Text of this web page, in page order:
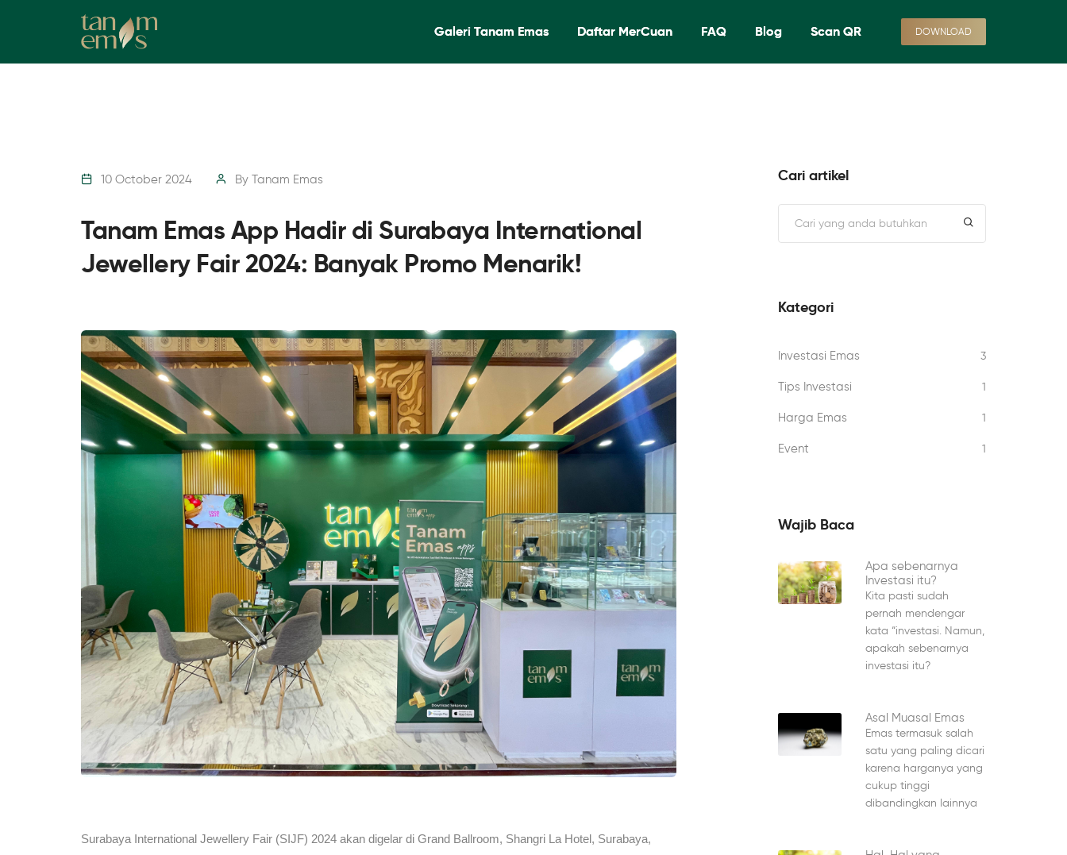
Galeri Tanam Emas Daftar MerCuan FAQ Blog Scan QR DOWNLOAD
10 October 2024 By Tanam Emas
Tanam Emas App Hadir di Surabaya International
Jewellery Fair 2024: Banyak Promo Menarik!
Surabaya International Jewellery Fair (SIJF) 2024 akan digelar di Grand Ballroom, Shangri La Hotel, Surabaya,
Cari artikel
Kategori
Investasi Emas 3
Tips Investasi 1
Harga Emas 1
Event 1
Wajib Baca
Apa sebenarnya
Investasi itu?
Kita pasti sudah
pernah mendengar
kata “investasi. Namun,
apakah sebenarnya
investasi itu?
Asal Muasal Emas
Emas termasuk salah
satu yang paling dicari
karena harganya yang
cukup tinggi
dibandingkan lainnya